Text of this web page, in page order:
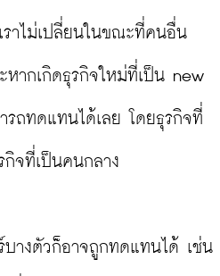
ราไม่เปลี่ยนในขณะที่คนอื่น
หากเกิดธุรกิจใหม่ที่เป็น new
ถทดแทนได้เลย โดยธุรกิจที่
จที่เป็นคนกลาง
บางตัวก็อาจถูกทดแทนได้ เช่น